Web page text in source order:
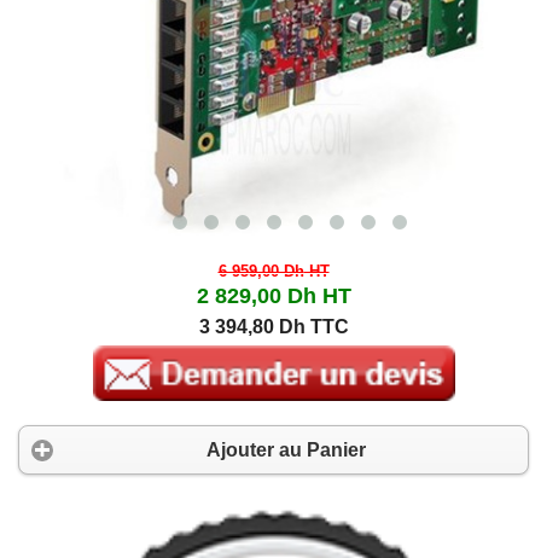
6 959,00 DhHT
2 829,00 Dh HT
3 394,80 Dh TTC
Ajouter au Panier